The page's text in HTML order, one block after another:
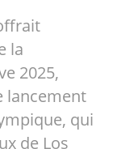
la
2025,
lancement
qui
de Los